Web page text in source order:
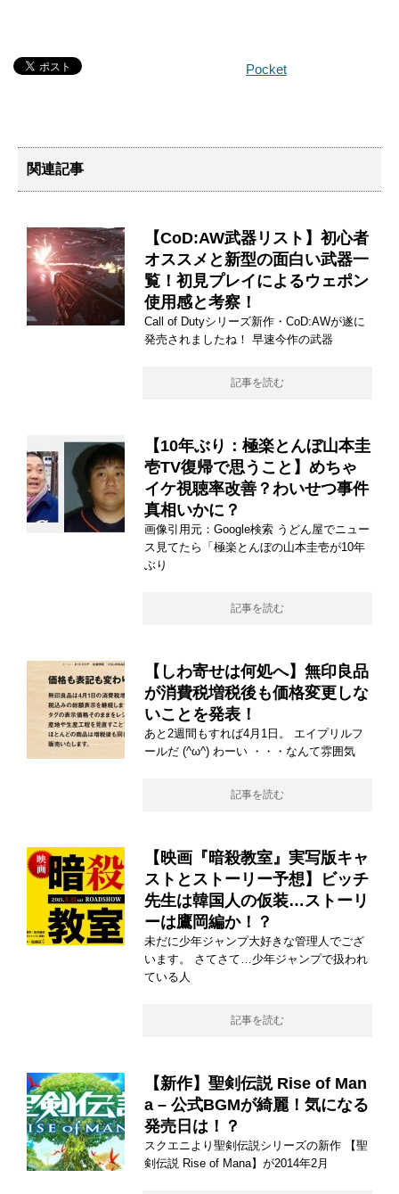
Pocket
関連記事
【CoD:AW武器リスト】初心者
オススメと新型の面白い武器一
覧！初見プレイによるウェポン
使用感と考察！
Call of Dutyシリーズ新作・CoD:AWが遂に
発売されましたね！ 早速今作の武器
記事を読む
【10年ぶり：極楽とんぼ山本圭
壱TV復帰で思うこと】めちゃ
イケ視聴率改善？わいせつ事件
真相いかに？
画像引用元：Google検索 うどん屋でニュー
ス見てたら「極楽とんぼの山本圭壱が10年
ぶり
記事を読む
【しわ寄せは何処へ】無印良品
が消費税増税後も価格変更しな
いことを発表！
あと2週間もすれば4月1日。 エイプリルフ
ールだ (^ω^) わーい ・・・なんて雰囲気
記事を読む
【映画『暗殺教室』実写版キャ
ストとストーリー予想】ビッチ
先生は韓国人の仮装…ストーリ
ーは鷹岡編か！？
未だに少年ジャンプ大好きな管理人でござ
います。 さてさて…少年ジャンプで扱われ
ている人
記事を読む
【新作】聖剣伝説 Rise of Man
a – 公式BGMが綺麗！気になる
発売日は！？
スクエニより聖剣伝説シリーズの新作 【聖
剣伝説 Rise of Mana】が2014年2月